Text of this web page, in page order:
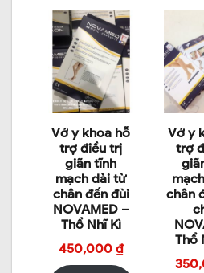
Vớ y khoa hỗ
trợ điều trị
giãn tĩnh
mạch dài từ
chân đến đùi
NOVAMED –
Thổ Nhĩ Kì
450,000₫
Vớ y
trợ
chân
Thổ